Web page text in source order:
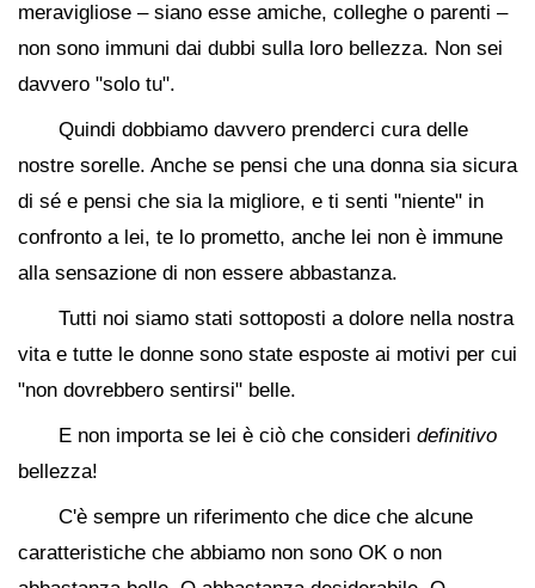
meravigliose – siano esse amiche, colleghe o parenti –
non sono immuni dai dubbi sulla loro bellezza. Non sei
davvero "solo tu".
Quindi dobbiamo davvero prenderci cura delle
nostre sorelle. Anche se pensi che una donna sia sicura
di sé e pensi che sia la migliore, e ti senti "niente" in
confronto a lei, te lo prometto, anche lei non è immune
alla sensazione di non essere abbastanza.
Tutti noi siamo stati sottoposti a dolore nella nostra
vita e tutte le donne sono state esposte ai motivi per cui
"non dovrebbero sentirsi" belle.
E non importa se lei è ciò che consideri definitivo
bellezza!
C'è sempre un riferimento che dice che alcune
caratteristiche che abbiamo non sono OK o non